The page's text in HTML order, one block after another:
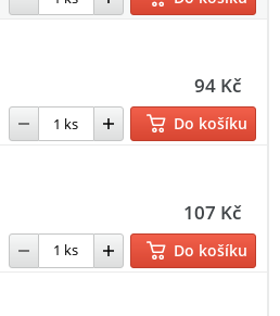
94 Kč
Do košíku
107 Kč
Do košíku